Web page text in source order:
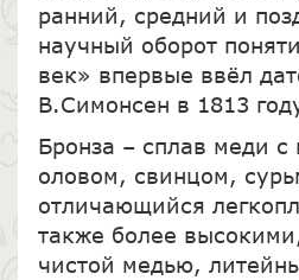
ранний, средний и
научный оборот
век» впервые ввёл
В.Симонсен в 1813
Бронза – сплав меди
оловом, свинцом,
отличающийся
также более
чистой медью,